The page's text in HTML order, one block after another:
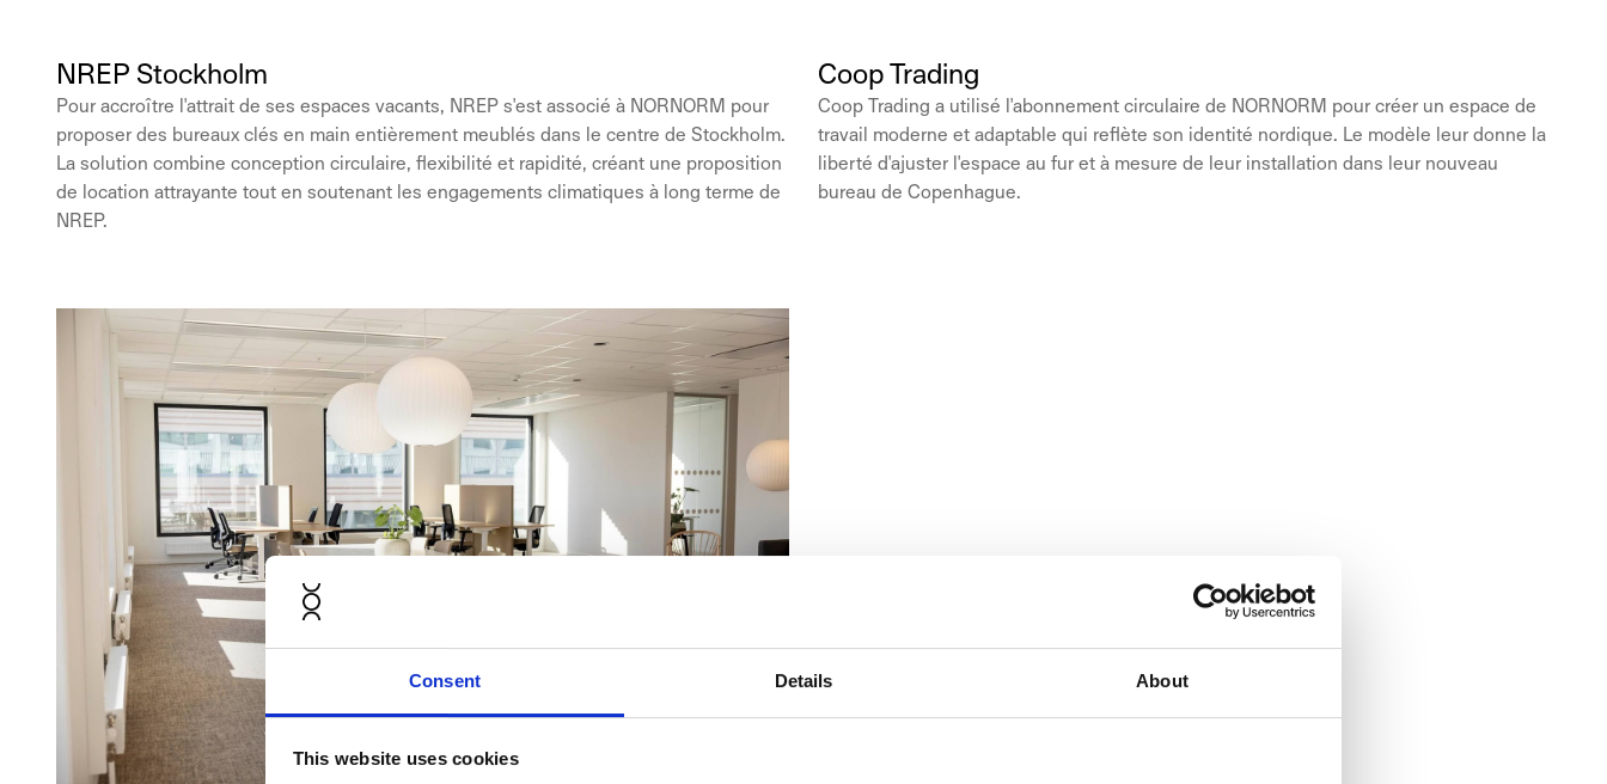
Consent Details About
This website uses cookies
NREP Stockholm
Pour accroître l'attrait de ses espaces vacants, NREP s'est associé à NORNORM pour
proposer des bureaux clés en main entièrement meublés dans le centre de Stockholm.
La solution combine conception circulaire, flexibilité et rapidité, créant une proposition
de location attrayante tout en soutenant les engagements climatiques à long terme de
NREP.
Coop Trading
Coop Trading a utilisé l'abonnement circulaire de NORNORM pour créer un espace de
travail moderne et adaptable qui reflète son identité nordique. Le modèle leur donne la
liberté d'ajuster l'espace au fur et à mesure de leur installation dans leur nouveau
bureau de Copenhague.